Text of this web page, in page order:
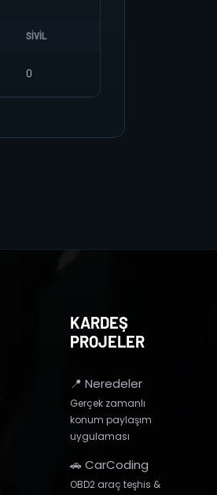
SIVIL
0
KARDEŞ
PROJELER
📍 Neredeler
Gerçek zamanlı
konum paylaşım
uygulaması
🚗 CarCoding
OBD2 araç teşhis &